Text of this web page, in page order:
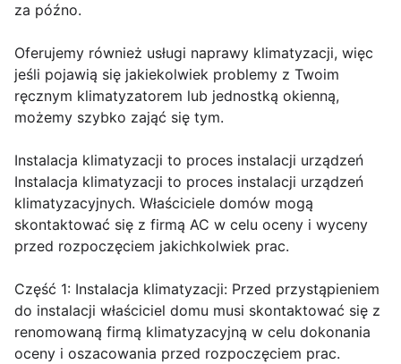
za późno.
Oferujemy również usługi naprawy klimatyzacji, więc
jeśli pojawią się jakiekolwiek problemy z Twoim
ręcznym klimatyzatorem lub jednostką okienną,
możemy szybko zająć się tym.
Instalacja klimatyzacji to proces instalacji urządzeń
Instalacja klimatyzacji to proces instalacji urządzeń
klimatyzacyjnych. Właściciele domów mogą
skontaktować się z firmą AC w celu oceny i wyceny
przed rozpoczęciem jakichkolwiek prac.
Część 1: Instalacja klimatyzacji: Przed przystąpieniem
do instalacji właściciel domu musi skontaktować się z
renomowaną firmą klimatyzacyjną w celu dokonania
oceny i oszacowania przed rozpoczęciem prac.